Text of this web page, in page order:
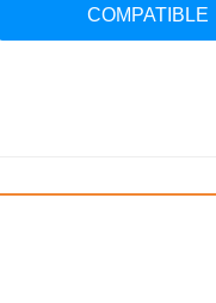
COMPATIBLE